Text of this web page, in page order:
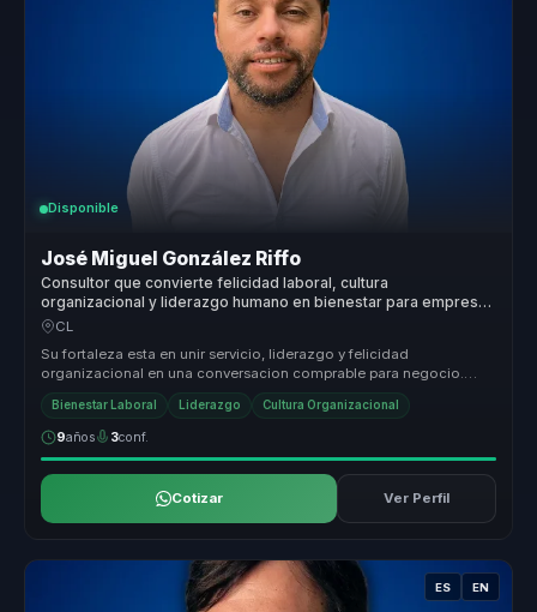
Disponible
José Miguel González Riffo
Consultor que convierte felicidad laboral, cultura
organizacional y liderazgo humano en bienestar para empresas
y equipos.
CL
Su fortaleza esta en unir servicio, liderazgo y felicidad
organizacional en una conversacion comprable para negocio.
Traduce bienestar a ...
Bienestar Laboral Liderazgo Cultura Organizacional
9años 3conf.
Cotizar Ver Perfil
ES EN